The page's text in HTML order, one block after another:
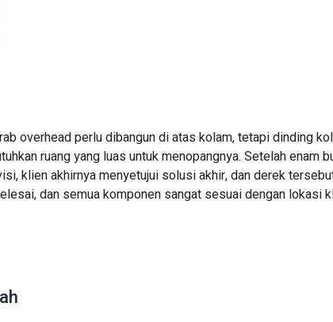
overhead perlu dibangun di atas kolam, tetapi dinding
ruang yang luas untuk menopangnya. Setelah enam
klien akhirnya menyetujui solusi akhir, dan derek
dan semua komponen sangat sesuai dengan lokasi